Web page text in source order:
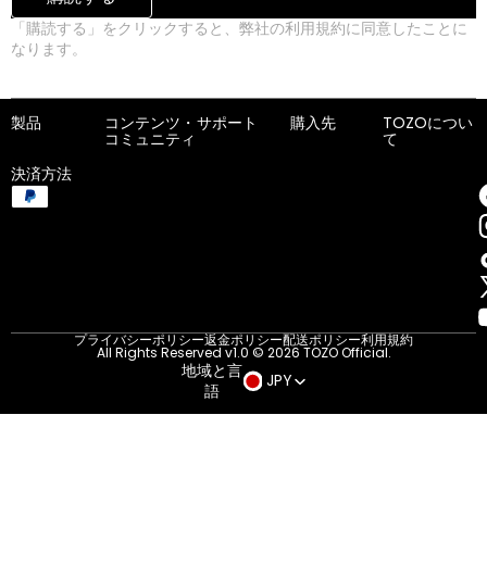
「購読する」をクリックすると、弊社の利用規約に同意したことに
なります。
製品 コンテンツ・
コミュニティ
サポート 購入先 TOZOについ
て
決済方法
プライバシーポリシー返金ポリシー配送ポリシー利用規約
All Rights Reserved v1.0 © 2026 TOZO Official.
地域と言
語
JPY